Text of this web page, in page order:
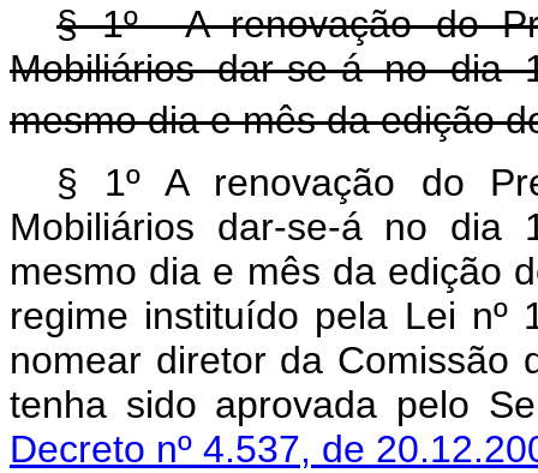
§ 1º A renovação do
Mobiliários dar-se-á no
mesmo dia e mês da edição
§ 1º A renovação do
Mobiliários dar-se-á no
mesmo dia e mês da edição
regime instituído pela Lei nº
nomear diretor da Comissão
tenha sido aprovada pelo
Decreto nº 4.537, de